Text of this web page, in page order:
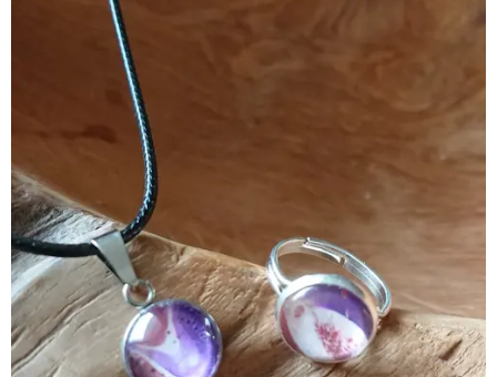
Ring handgemaakt zilverkleurig, verstelbaar, 12 mm
doorsnede, cabochon, pearlised pink / white / pearlised
purple / purple